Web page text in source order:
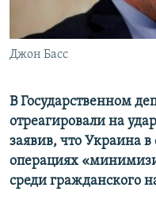
УКРАИНСКАЯ ПРОБЛЕМА
Все сайты RFE/RL
Джон Басс
В Государственном
отреагировали на
заявив, что Украина
операциях
среди гражданского